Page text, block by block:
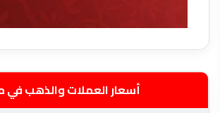
أسعار العملات والذهب في